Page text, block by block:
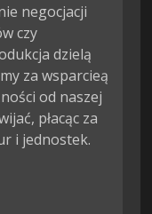
negocjacji
czy
dzielą
za wsparcieą
od naszej
płacąc za
i jednostek.